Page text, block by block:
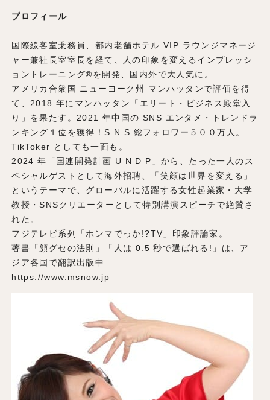
プロフィール
国際線客室乗務員、都内⽼舗ホテル VIP ラウンジマネージ
ャー兼社⻑室室⻑を経て、⼈の印象を変えるインプレッシ
ョントレーニング®を開発、国内外で⼤⼈気に。
アメリカ合衆国 ニューヨーク州 マンハッタンで評価を得
て、2018 年にマンハッタン「エリート・ビジネス殿堂⼊
り」を果たす。2021 年中国の SNS エンタメ・トレンドラ
ンキング１位を獲得！S N S 総フォロワー５００万⼈。
TikToker としても⼀⾯も。
2024 年「国連開発計画 U N D P」から、たった⼀⼈のス
ペシャルゲストとして海外招聘、「笑顔は世界を変える」
というテーマで、グローバルに活躍する⼥性起業家・⼤学
教授・SNSクリエーターとして特別講演スピーチで絶賛さ
れた。
フジテレビ系列「ホンマでっか!?TV」印象評論家。
著書「顔グセの法則」「⼈は 0.5 秒で選ばれる!」は、ア
ジア各国で翻訳出版中.
https://www.msnow.jp